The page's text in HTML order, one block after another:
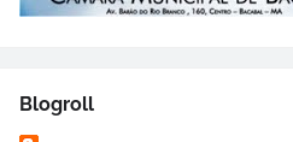
Blogroll